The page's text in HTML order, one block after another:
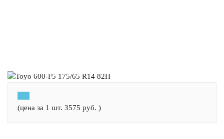
(цена за 1 шт. 3575 руб. )